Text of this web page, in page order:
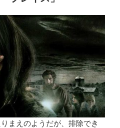
まえのようだが、排除でき